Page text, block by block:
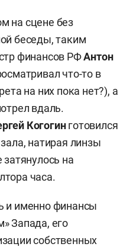
на сцене без
беседы, таким
финансов РФАнтон
что-то в
на них пока нет?), а
вдаль.
Когогинготовился
натирая линзы
на
часа.
и именно финансы
Запада, его
собственных